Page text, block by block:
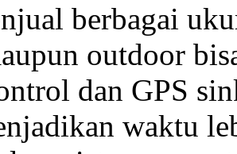
berbagai
outdoor
dan GPS
waktu